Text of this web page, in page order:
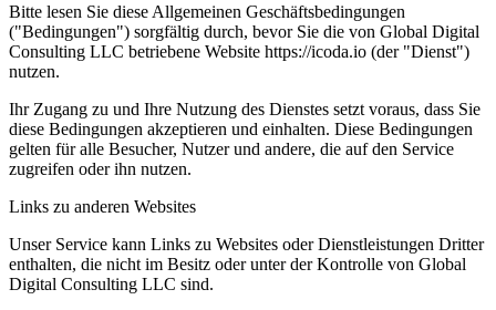
Bitte lesen Sie diese Allgemeinen Geschäftsbedingungen
("Bedingungen") sorgfältig durch, bevor Sie die von Global Digital
Consulting LLC betriebene Website https://icoda.io (der "Dienst")
nutzen.
Ihr Zugang zu und Ihre Nutzung des Dienstes setzt voraus, dass Sie
diese Bedingungen akzeptieren und einhalten. Diese Bedingungen
gelten für alle Besucher, Nutzer und andere, die auf den Service
zugreifen oder ihn nutzen.
Links zu anderen Websites
Unser Service kann Links zu Websites oder Dienstleistungen Dritter
enthalten, die nicht im Besitz oder unter der Kontrolle von Global
Digital Consulting LLC sind.